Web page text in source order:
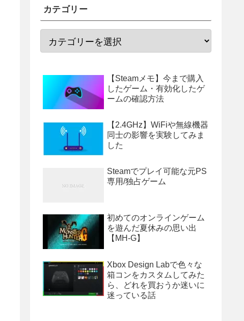
カテゴリー
【Steamメモ】今まで購入
したゲーム・有効化したゲ
ームの確認方法
【2.4GHz】WiFiや無線機器
同士の影響を実験してみま
した
Steamでプレイ可能な元PS
専用/独占ゲーム
初めてのオンラインゲーム
を遊んだ夏休みの思い出
【MH-G】
Xbox Design Labで色々な
箱コンをカスタムしてみた
ら、どれを買おうか迷いに
迷っている話